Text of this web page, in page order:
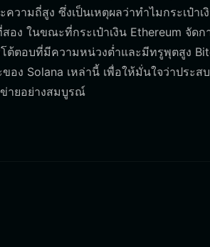
ความถี่สูง ซึ่งเป็นเหตุผลว่าทำไมกระเป๋
อง ในขณะที่กระเป๋าเงิน Ethereum จัด
ต้ตอบที่มีความหน่วงต่ำและมีทรูพุตสูง
อง Solana เหล่านี้ เพื่อให้มั่นใจว่าประ
ายอย่างสมบูรณ์